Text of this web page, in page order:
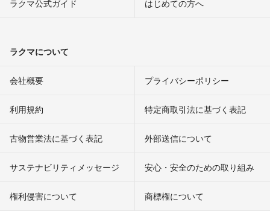
ラクマ公式ガイド はじめての方へ
ラクマについて
会社概要 プライバシーポリシー
利用規約 特定商取引法に基づく表記
古物営業法に基づく表記 外部送信について
サステナビリティメッセージ 安心・安全のための取り組み
権利侵害について
商標権について